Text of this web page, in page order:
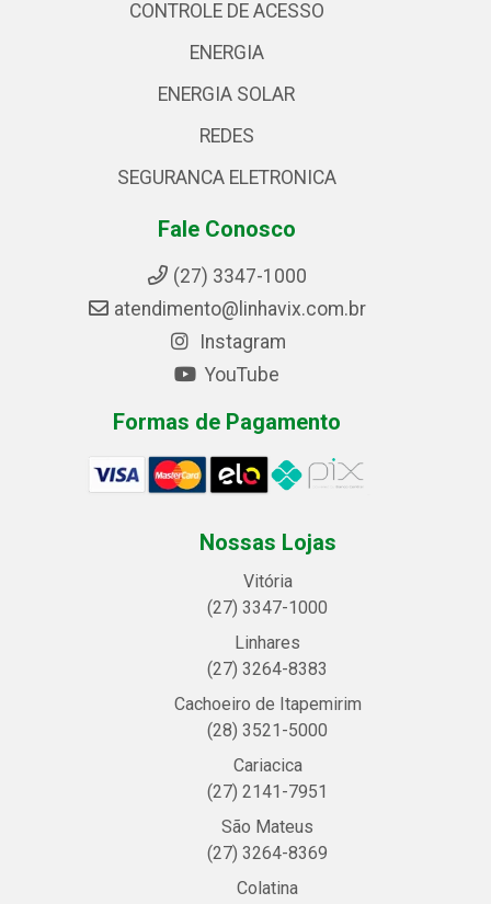
CONTROLE DE ACESSO
ENERGIA
ENERGIA SOLAR
REDES
SEGURANCA ELETRONICA
Fale Conosco
(27) 3347-1000
atendimento@linhavix.com.br
Instagram
YouTube
Formas de Pagamento
Nossas Lojas
Vitória
(27) 3347-1000
Linhares
(27) 3264-8383
Cachoeiro de Itapemirim
(28) 3521-5000
Cariacica
(27) 2141-7951
São Mateus
(27) 3264-8369
Colatina